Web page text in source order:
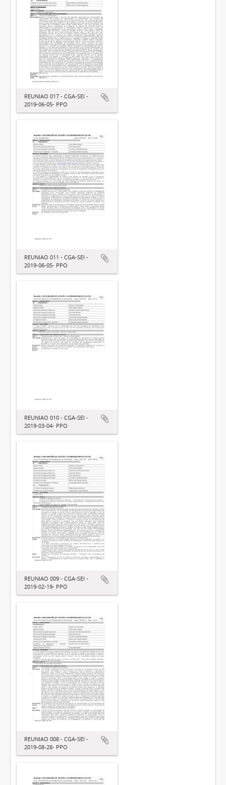
REUNIAO 017 - CGA-SEI -
2019-06-05- PPO
REUNIAO 011 - CGA-SEI -
2019-06-05- PPO
REUNIAO 010 - CGA-SEI -
2019-03-04- PPO
REUNIAO 009 - CGA-SEI -
2019-02-19- PPO
REUNIAO 008 - CGA-SEI -
2019-08-28- PPO